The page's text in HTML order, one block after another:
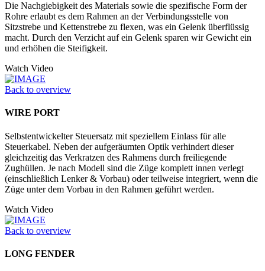
Die Nachgiebigkeit des Materials sowie die spezifische Form der
Rohre erlaubt es dem Rahmen an der Verbindungsstelle von
Sitzstrebe und Kettenstrebe zu flexen, was ein Gelenk überflüssig
macht. Durch den Verzicht auf ein Gelenk sparen wir Gewicht ein
und erhöhen die Steifigkeit.
Watch Video
Back to overview
WIRE PORT
Selbstentwickelter Steuersatz mit speziellem Einlass für alle
Steuerkabel. Neben der aufgeräumten Optik verhindert dieser
gleichzeitig das Verkratzen des Rahmens durch freiliegende
Zughüllen. Je nach Modell sind die Züge komplett innen verlegt
(einschließlich Lenker & Vorbau) oder teilweise integriert, wenn die
Züge unter dem Vorbau in den Rahmen geführt werden.
Watch Video
Back to overview
LONG FENDER